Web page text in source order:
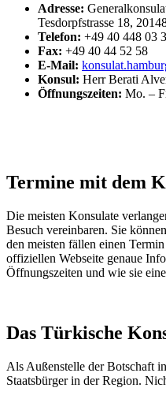
Adresse:
Tesdorpfstrasse 18,
Telefon: +49 40 448 03
Fax: +49 40 44 52 58
E-Mail:
Konsul: Herr Berati
Öffnungszeiten: Mo. –
Termine mit dem
Die meisten Konsulate
Besuch vereinbaren. Sie
den meisten fällen einen
offiziellen Webseite genaue
Öffnungszeiten und wie sie
Das Türkische
Als Außenstelle der Botschaft
Staatsbürger in der Region.